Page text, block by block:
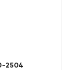
2504